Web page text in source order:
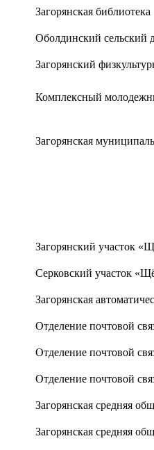
Загорянская библиотека
Оболдинский сельский
Загорянский
Комплексный
Загорянская
Загорянский участок
Серковский участок
Загорянская
Отделение почтовой
Отделение почтовой
Отделение почтовой
Загорянская средняя
Загорянская средняя